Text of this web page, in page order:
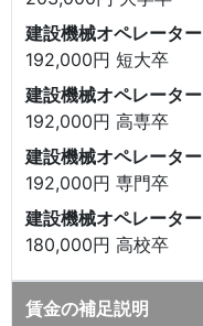
建設機械オペレーター
192,000円 短大卒
建設機械オペレーター
192,000円 高専卒
建設機械オペレーター
192,000円 専門卒
建設機械オペレーター
180,000円 高校卒
賃金の補足説明